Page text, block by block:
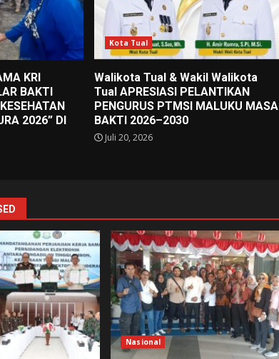
KRI
BAKTI
2026” DI
Kota Tual
Walikota Tual & Wakil Walikota
Tual APRESIASI PELANTIKAN
PENGURUS PTMSI MALUKU MASA
BAKTI 2026–2030
Juli 20, 2026
Nasional